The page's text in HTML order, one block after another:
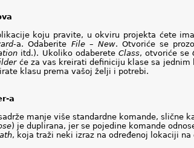
koju pravite, u okviru projekta ćete
-a. Odaberite File– New. Otvoriće se
itd.). Ukoliko odaberete Class, otvoriće se
će za vas kreirati definiciju klase sa
klasu prema vašoj želji i potrebi.
a
manje više standardne komande, slične
) je duplirana, jer se pojedine komande
, koja traži neki izraz na određenoj lokaciji